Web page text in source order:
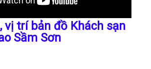
vị trí bản đồ Khách sạn
Sầm Sơn